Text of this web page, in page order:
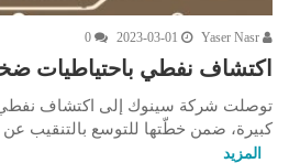
2023-03-01
0
اكتشاف نفطي باحتياطيات
توصلت شركة سينوك إلى اكتشاف نفطي
كبيرة، ضمن خطّتها للتوسع بالتنقيب
المزيد